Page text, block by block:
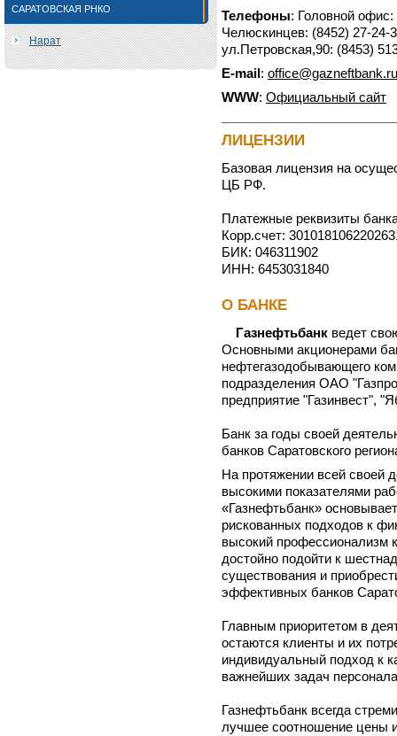
САРАТОВСКАЯ РНКО
Нарат
Телефоны: Головной
Челюскинцев: (8452) 27-24-
ул.Петровская,90: (8453)
E-mail : office@gazneftbank.ru
WWW: Официальный сайт
ЛИЦЕНЗИИ
Базовая лицензия на
ЦБ РФ.
Платежные реквизиты
Корр.счет:
БИК: 046311902
ИНН: 6453031840
О БАНКЕ
Газнефтьбанк ведет
Основными акционерами
нефтегазодобывающего
подразделения ОАО
предприятие "Газинвест",
Банк за годы своей
банков Саратовского
На протяжении всей своей
высокими показателями
«Газнефтьбанк»
рискованных подходов к
высокий профессионализм
достойно подойти к
существования и
эффективных банков
Главным приоритетом в
остаются клиенты и их
индивидуальный подход к
важнейших задач
Газнефтьбанк всегда
лучшее соотношение цены